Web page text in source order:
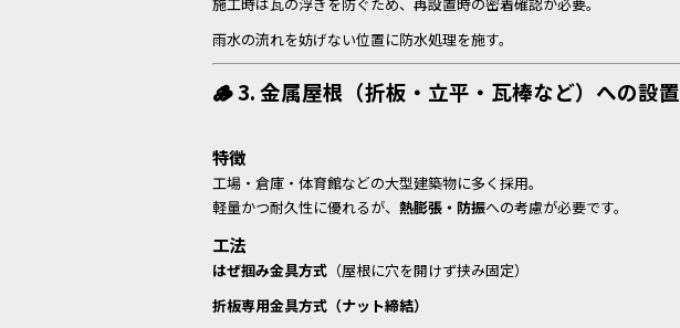
雨水の流れを妨げない位置に防水処理を施す。
🪵 3. 金属屋根（折板・立平・瓦棒など）への設置
特徴
工場・倉庫・体育館などの大型建築物に多く採用。
軽量かつ耐久性に優れるが、 熱膨張・防振への考慮が必要です。
工法
はぜ掴み金具方式 （屋根に穴を開けず挟み固定）
折板専用金具方式（ナット締結）